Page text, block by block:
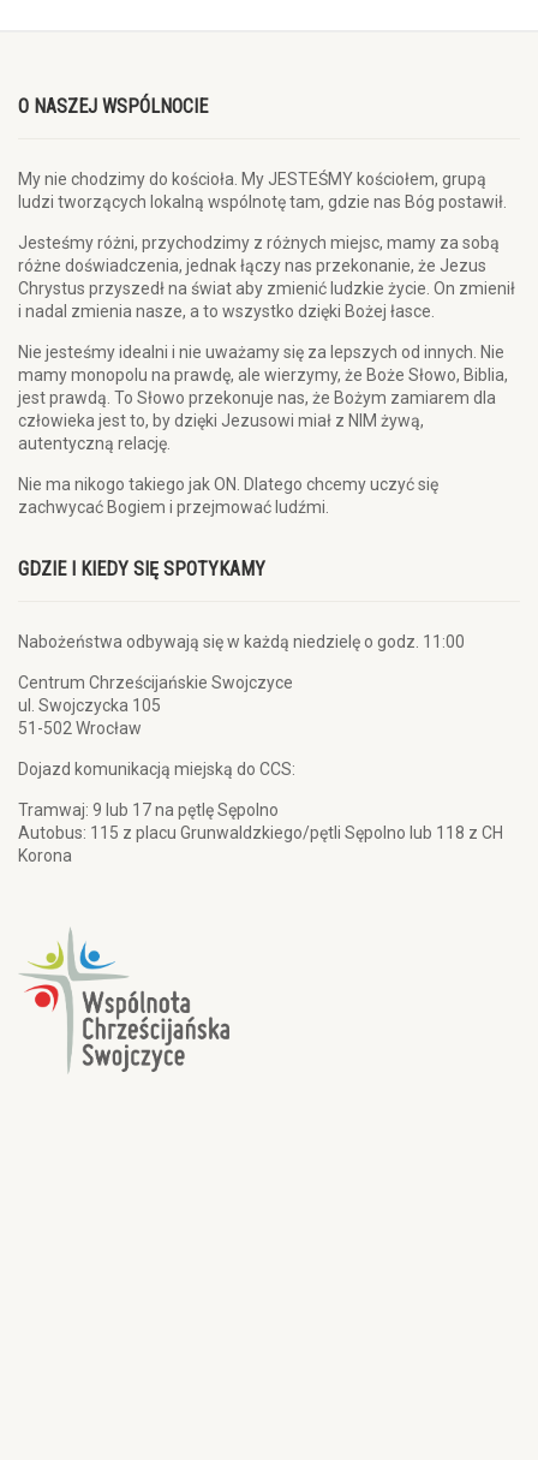
O NASZEJ WSPÓLNOCIE
My nie chodzimy do kościoła. My JESTEŚMY kościołem, grupą
ludzi tworzących lokalną wspólnotę tam, gdzie nas Bóg postawił.
Jesteśmy różni, przychodzimy z różnych miejsc, mamy za sobą
różne doświadczenia, jednak łączy nas przekonanie, że Jezus
Chrystus przyszedł na świat aby zmienić ludzkie życie. On zmienił
i nadal zmienia nasze, a to wszystko dzięki Bożej łasce.
Nie jesteśmy idealni i nie uważamy się za lepszych od innych. Nie
mamy monopolu na prawdę, ale wierzymy, że Boże Słowo, Biblia,
jest prawdą. To Słowo przekonuje nas, że Bożym zamiarem dla
człowieka jest to, by dzięki Jezusowi miał z NIM żywą,
autentyczną relację.
Nie ma nikogo takiego jak ON. Dlatego chcemy uczyć się
zachwycać Bogiem i przejmować ludźmi.
GDZIE I KIEDY SIĘ SPOTYKAMY
Nabożeństwa odbywają się w każdą niedzielę o godz. 11:00
Centrum Chrześcijańskie Swojczyce
ul. Swojczycka 105
51-502 Wrocław
Dojazd komunikacją miejską do CCS:
Tramwaj: 9 lub 17 na pętlę Sępolno
Autobus: 115 z placu Grunwaldzkiego/pętli Sępolno lub 118 z CH
Korona